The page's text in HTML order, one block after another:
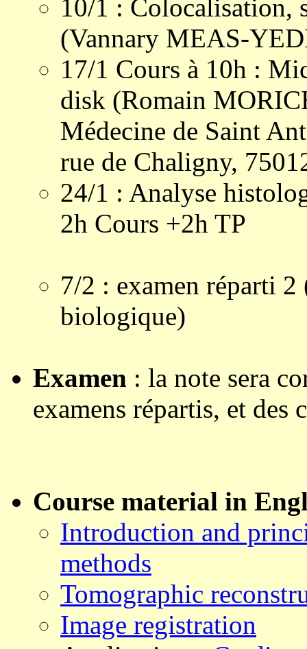
10/1 : Colocalisation,
(Vannary MEAS-
17/1 Cours à 10h :
disk (Romain
Médecine de Saint
rue de Chaligny,
24/1 : Analyse
2h Cours +2h TP
7/2 : examen réparti 2
biologique)
Examen : la note sera
examens répartis, et des
Course material in
Introduction and
methods
Tomographic
Image registration